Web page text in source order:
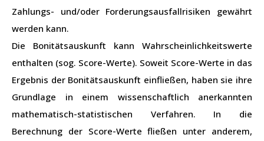
Zahlungs- und/oder Forderungsausfallrisiken gewährt
werden kann.
Die Bonitätsauskunft kann Wahrscheinlichkeitswerte
enthalten (sog. Score-Werte). Soweit Score-Werte in das
Ergebnis der Bonitätsauskunft einfließen, haben sie ihre
Grundlage in einem wissenschaftlich anerkannten
mathematisch-statistischen Verfahren. In die
Berechnung der Score-Werte fließen unter anderem,